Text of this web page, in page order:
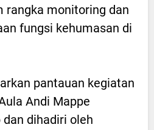
rangka monitoring dan
fungsi kehumasan di
pantauan kegiatan
Andi Mappe
dihadiri oleh